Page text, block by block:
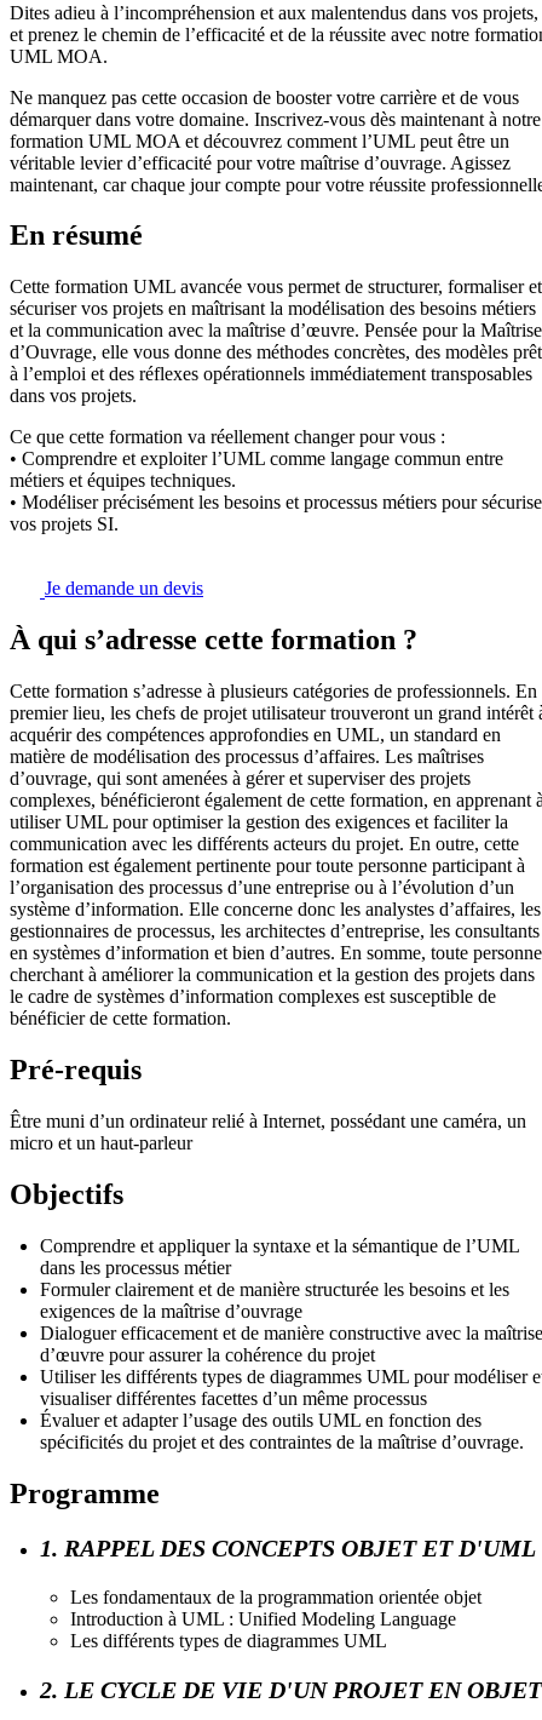
Dites adieu à l’incompréhension et aux malentendus dans vos projets,
et prenez le chemin de l’efficacité et de la réussite avec notre
UML MOA.
Ne manquez pas cette occasion de booster votre carrière et de vous
démarquer dans votre domaine. Inscrivez-vous dès maintenant à notre
formation UML MOA et découvrez comment l’UML peut être un
véritable levier d’efficacité pour votre maîtrise d’ouvrage. Agissez
maintenant, car chaque jour compte pour votre réussite
En résumé
Cette formation UML avancée vous permet de structurer, formaliser et
sécuriser vos projets en maîtrisant la modélisation des besoins métiers
et la communication avec la maîtrise d’œuvre. Pensée pour la Maîtrise
d’Ouvrage, elle vous donne des méthodes concrètes, des modèles
à l’emploi et des réflexes opérationnels immédiatement transposables
dans vos projets.
Ce que cette formation va réellement changer pour vous :
• Comprendre et exploiter l’UML comme langage commun entre
métiers et équipes techniques.
• Modéliser précisément les besoins et processus métiers pour
vos projets SI.
Je demande un devis
À qui s’adresse cette formation ?
Cette formation s’adresse à plusieurs catégories de professionnels. En
premier lieu, les chefs de projet utilisateur trouveront un grand intérêt
acquérir des compétences approfondies en UML, un standard en
matière de modélisation des processus d’affaires. Les maîtrises
d’ouvrage, qui sont amenées à gérer et superviser des projets
complexes, bénéficieront également de cette formation, en apprenant
utiliser UML pour optimiser la gestion des exigences et faciliter la
communication avec les différents acteurs du projet. En outre, cette
formation est également pertinente pour toute personne participant à
l’organisation des processus d’une entreprise ou à l’évolution d’un
système d’information. Elle concerne donc les analystes d’affaires, les
gestionnaires de processus, les architectes d’entreprise, les consultants
en systèmes d’information et bien d’autres. En somme, toute personne
cherchant à améliorer la communication et la gestion des projets dans
le cadre de systèmes d’information complexes est susceptible de
bénéficier de cette formation.
Pré-requis
Être muni d’un ordinateur relié à Internet, possédant une caméra, un
micro et un haut-parleur
Objectifs
Comprendre et appliquer la syntaxe et la sémantique de l’UML
dans les processus métier
Formuler clairement et de manière structurée les besoins et les
exigences de la maîtrise d’ouvrage
Dialoguer efficacement et de manière constructive avec la maîtrise
d’œuvre pour assurer la cohérence du projet
Utiliser les différents types de diagrammes UML pour modéliser
visualiser différentes facettes d’un même processus
Évaluer et adapter l’usage des outils UML en fonction des
spécificités du projet et des contraintes de la maîtrise d’ouvrage.
Programme
1. RAPPEL DES CONCEPTS OBJET ET D'UML
Les fondamentaux de la programmation orientée objet
Introduction à UML : Unified Modeling Language
Les différents types de diagrammes UML
2. LE CYCLE DE VIE D'UN PROJET EN OBJET